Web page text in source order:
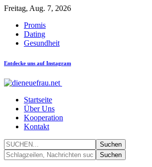
Freitag, Aug. 7, 2026
Promis
Dating
Gesundheit
Entdecke uns auf Instagram
Startseite
Über Uns
Kooperation
Kontakt